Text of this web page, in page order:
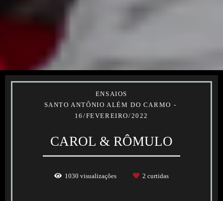
ENSAIOS
SANTO ANTÔNIO ALÉM DO CARMO
16/FEVEREIRO/2022
CAROL & RÔMULO
1030 visualizações 2 curtidas